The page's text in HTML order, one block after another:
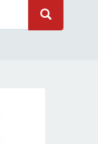
サイト内